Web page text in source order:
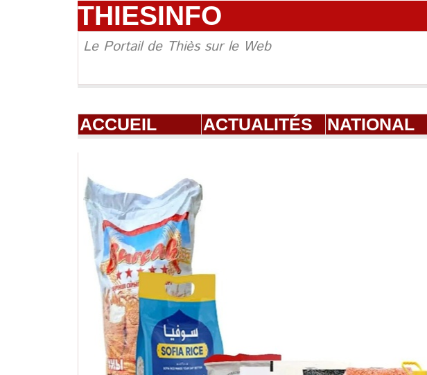
THIESINFO
Le Portail de Thiès sur le Web
ACCUEIL ACTUALITÉS NATIONAL